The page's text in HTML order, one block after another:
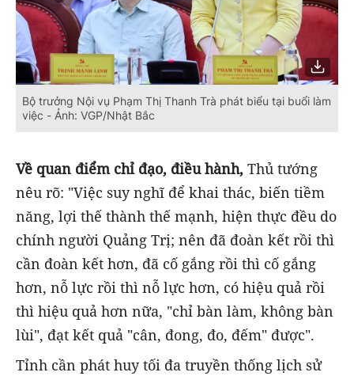
Bộ trưởng Nội vụ Phạm Thị Thanh Trà phát biểu tại buổi làm
việc - Ảnh: VGP/Nhật Bắc
Về quan điểm chỉ đạo, điều hành, Thủ tướng
nêu rõ: "Việc suy nghĩ để khai thác, biến tiềm
năng, lợi thế thành thế mạnh, hiện thực đều do
chính người Quảng Trị; nên đã đoàn kết rồi thì
cần đoàn kết hơn, đã cố gắng rồi thì cố gắng
hơn, nỗ lực rồi thì nỗ lực hơn, có hiệu quả rồi
thì hiệu quả hơn nữa, "chỉ bàn làm, không bàn
lùi", đạt kết quả "cân, đong, đo, đếm" được".
Tỉnh cần phát huy tối đa truyền thống lịch sử